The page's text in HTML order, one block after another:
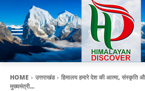
HOME उत्तराखंड
हिमालय हमारे देश की आत्मा, संस्कृति
मुख्यमंत्री...